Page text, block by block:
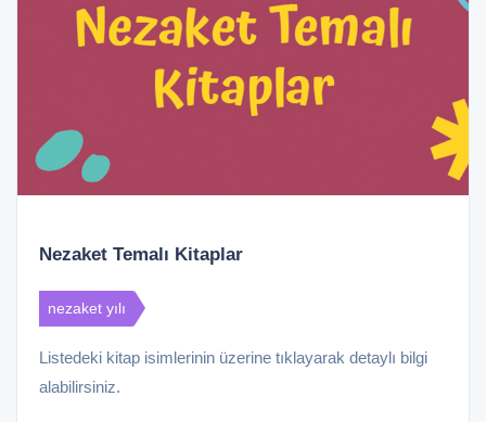
Nezaket Temalı Kitaplar
nezaket yılı
Listedeki kitap isimlerinin üzerine tıklayarak detaylı bilgi
alabilirsiniz.